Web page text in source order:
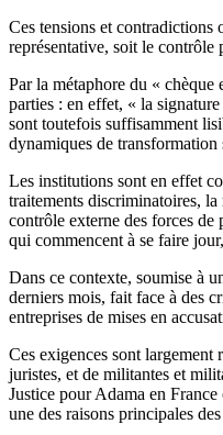
Ces tensions et contradictions
représentative, soit le contrôle
Par la métaphore du «
parties : en effet, « la
sont toutefois suffisamment
dynamiques de transformation
Les institutions sont en effet
traitements discriminatoires, la
contrôle externe des forces de
qui commencent à se faire
Dans ce contexte, soumise à
derniers mois, fait face à des
entreprises de mises en
Ces exigences sont largement
juristes, et de militantes et
Justice pour Adama en
une des raisons principales